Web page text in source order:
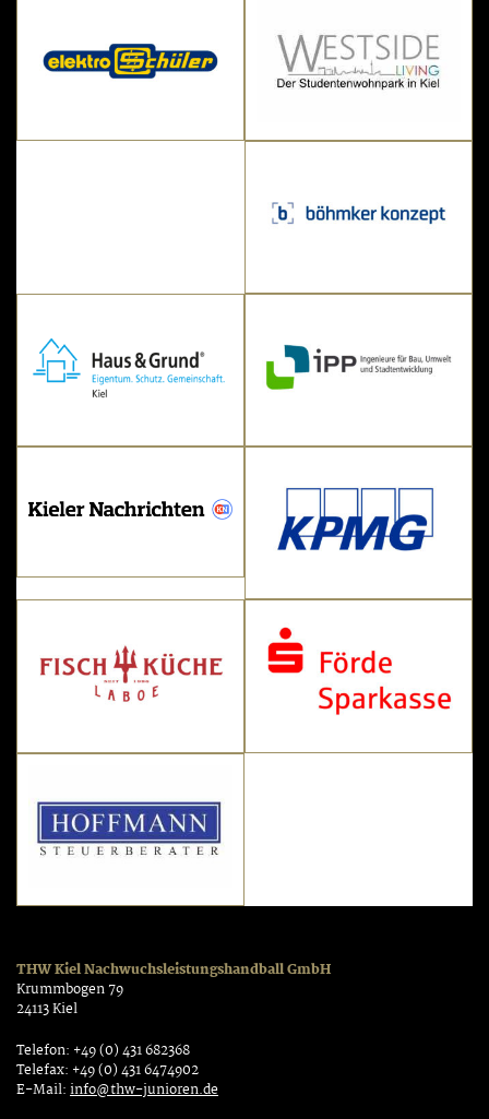
THW Kiel Nachwuchsleistungshandball GmbH
Krummbogen 79
24113 Kiel
Telefon: +49 (0) 431 682368
Telefax: +49 (0) 431 6474902
E-Mail:info@thw-junioren.de